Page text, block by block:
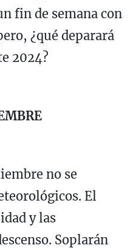
fin de semana con
¿qué deparará
2024?
no se
El
y las
Soplarán